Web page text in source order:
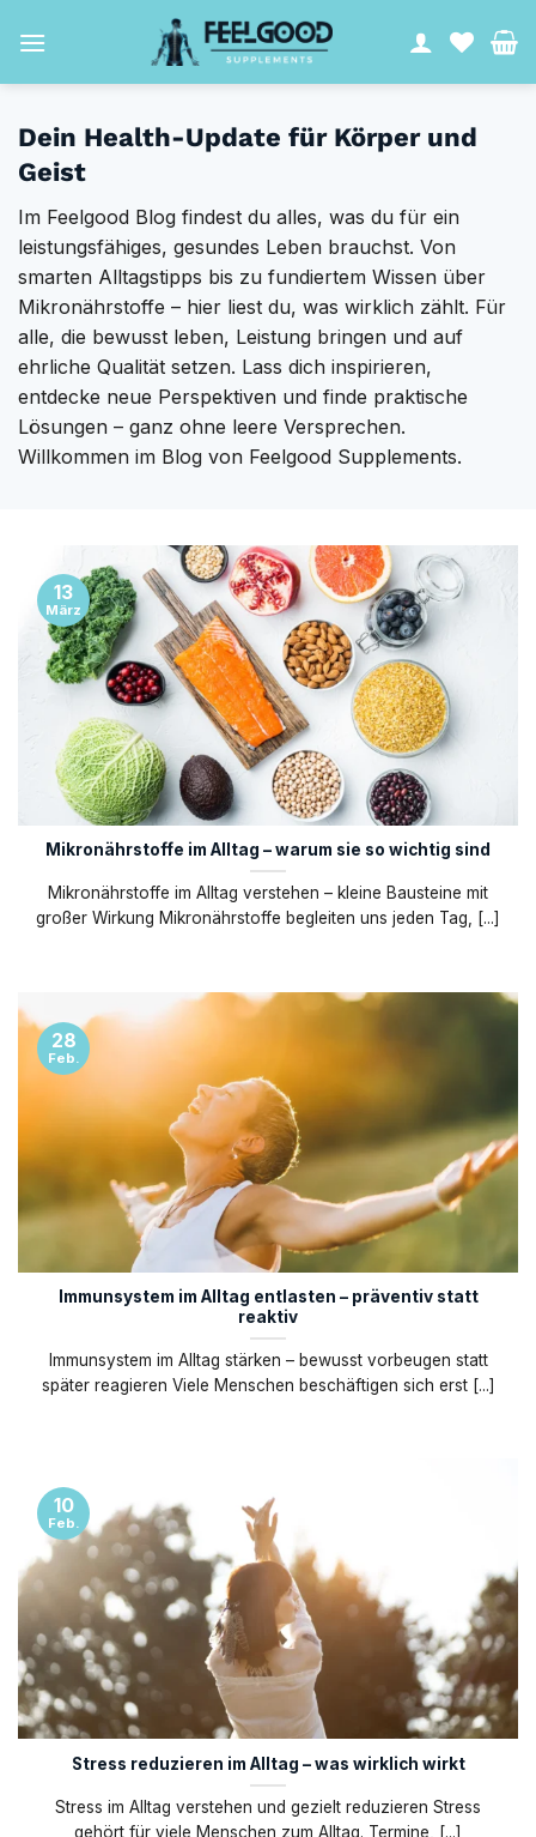
Inhalt
Dein Health-Update für Körper und
Geist
Im Feelgood Blog findest du alles, was du für ein
leistungsfähiges, gesundes Leben brauchst. Von
smarten Alltagstipps bis zu fundiertem Wissen über
Mikronährstoffe – hier liest du, was wirklich zählt. Für
alle, die bewusst leben, Leistung bringen und auf
ehrliche Qualität setzen. Lass dich inspirieren,
entdecke neue Perspektiven und finde praktische
Lösungen – ganz ohne leere Versprechen.
Willkommen im Blog von Feelgood Supplements.
Mikronährstoffe im Alltag – warum sie so wichtig sind
Mikronährstoffe im Alltag verstehen – kleine Bausteine mit
großer Wirkung Mikronährstoffe begleiten uns jeden Tag, [...]
13
März
Immunsystem im Alltag entlasten – präventiv statt
reaktiv
Immunsystem im Alltag stärken – bewusst vorbeugen statt
später reagieren Viele Menschen beschäftigen sich erst [...]
28
Feb.
Stress reduzieren im Alltag – was wirklich wirkt
Stress im Alltag verstehen und gezielt reduzieren Stress
gehört für viele Menschen zum Alltag. Termine, [...]
10
Feb.